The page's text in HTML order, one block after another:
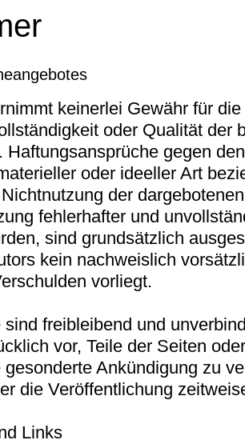
keinerlei Gewähr für
oder Qualität der
Haftungsansprüche gegen
oder ideeller Art
der
fehlerhafter und
sind grundsätzlich
kein nachweislich
vorliegt.
freibleibend und
vor, Teile der Seiten
Ankündigung zu
die Veröffentlichung
Links